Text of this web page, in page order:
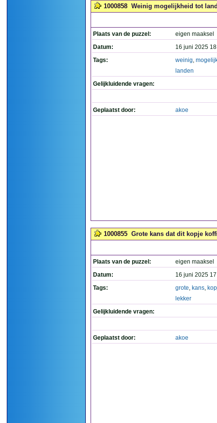
1000858 Weinig mogelijkheid tot
Plaats van de puzzel:
eigen maaksel
Datum:
16 juni 2025
Tags:
weinig,
landen
Gelijkluidende vragen:
Geplaatst door: akoe
1000855 Grote kans dat dit kopje
Plaats van de puzzel:
eigen maaksel
Datum:
16 juni 2025
Tags:
grote, kans,
lekker
Gelijkluidende vragen:
Geplaatst door: akoe